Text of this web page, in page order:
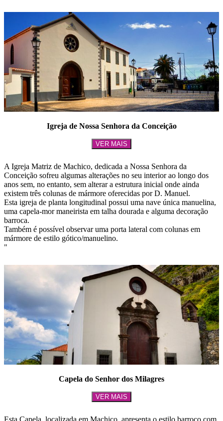
Igreja de Nossa Senhora da Conceição
VER MAIS
A Igreja Matriz de Machico, dedicada a Nossa Senhora da
Conceição sofreu algumas alterações no seu interior ao longo dos
anos sem, no entanto, sem alterar a estrutura inicial onde ainda
existem três colunas de mármore oferecidas por D. Manuel.
Esta igreja de planta longitudinal possui uma nave única manuelina,
uma capela-mor maneirista em talha dourada e alguma decoração
barroca.
Também é possível observar uma porta lateral com colunas em
mármore de estilo gótico/manuelino.
"
Capela do Senhor dos Milagres
VER MAIS
Esta Capela, localizada em Machico, apresenta o estilo barroco com